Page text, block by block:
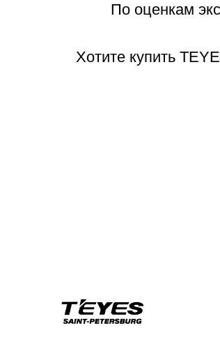
По оценкам
Хотите купить